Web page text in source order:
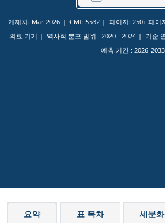
게재처: Mar 2026 CMI: 5532 페이지: 250+ 페이
의료 기기
역사적 분포 범위 : 2020 - 2024 기준
예측 기간 : 2026-2033
요약 표 목차 세분화